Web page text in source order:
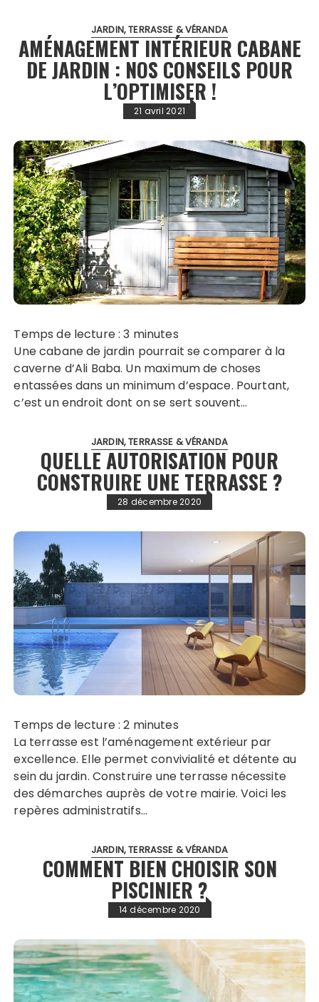
JARDIN, TERRASSE & VÉRANDA
AMÉNAGEMENT INTÉRIEUR CABANE
DE JARDIN : NOS CONSEILS POUR
L’OPTIMISER !
21 avril 2021
Temps de lecture :3 minutes
Une cabane de jardin pourrait se comparer à la
caverne d’Ali Baba. Un maximum de choses
entassées dans un minimum d’espace. Pourtant,
c’est un endroit dont on se sert souvent…
JARDIN, TERRASSE & VÉRANDA
QUELLE AUTORISATION POUR
CONSTRUIRE UNE TERRASSE ?
28 décembre 2020
Temps de lecture :2 minutes
La terrasse est l’aménagement extérieur par
excellence. Elle permet convivialité et détente au
sein du jardin. Construire une terrasse nécessite
des démarches auprès de votre mairie. Voici les
repères administratifs…
JARDIN, TERRASSE & VÉRANDA
COMMENT BIEN CHOISIR SON
PISCINIER ?
14 décembre 2020